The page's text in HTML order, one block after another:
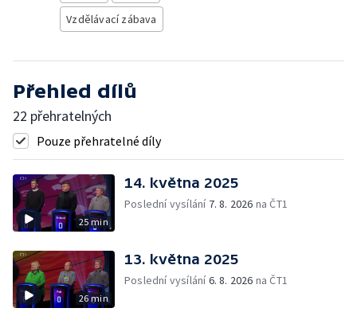
Vzdělávací zábava
Přehled dílů
22 přehratelných
Pouze přehratelné díly
25 min
14. května 2025
Poslední vysílání 7. 8. 2026 na ČT1
26 min
13. května 2025
Poslední vysílání6. 8. 2026 na ČT1